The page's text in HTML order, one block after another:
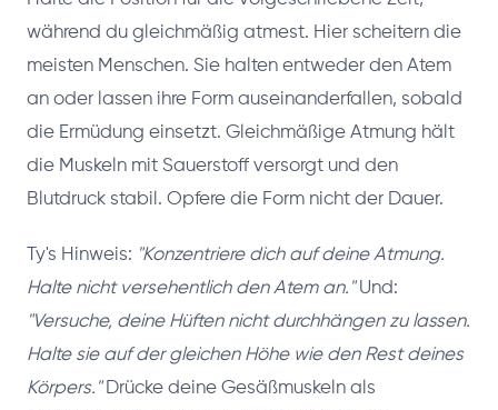
während du gleichmäßig atmest. Hier scheitern die
meisten Menschen. Sie halten entweder den Atem
an oder lassen ihre Form auseinanderfallen, sobald
die Ermüdung einsetzt. Gleichmäßige Atmung hält
die Muskeln mit Sauerstoff versorgt und den
Blutdruck stabil. Opfere die Form nicht der Dauer.
Ty's Hinweis: "Konzentriere dich auf deine Atmung.
Halte nicht versehentlich den Atem an."Und:
"Versuche, deine Hüften nicht durchhängen zu lassen.
Halte sie auf der gleichen Höhe wie den Rest deines
Körpers."Drücke deine Gesäßmuskeln als